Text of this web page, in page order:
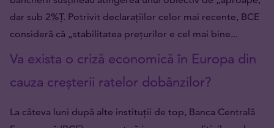
dar sub 2%Ț. Potrivit declarațiilor celor mai recente, BCE
consideră că „stabilitatea prețurilor e cel mai bine...
Va exista o criză economică în Europa din
cauza creșterii ratelor dobânzilor?
La câteva luni după alte instituții de top, Banca Centrală